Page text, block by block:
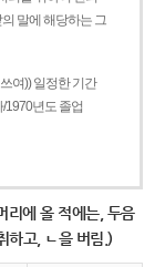
말에 해당하는 그
여)) 일정한 기간
1970년도 졸업
리에 올 적에는, 두음
하고, ㄴ을 버림.)